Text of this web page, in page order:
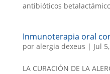
antibióticos
Inmunoterapia oral
por alergia dexeus | Jul
LA CURACIÓN DE LA